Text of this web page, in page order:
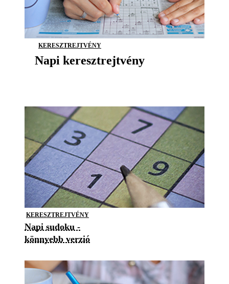
KERESZTREJTVÉNY
Napi keresztrejtvény
KERESZTREJTVÉNY
Napi sudoku -
könnyebb verzió